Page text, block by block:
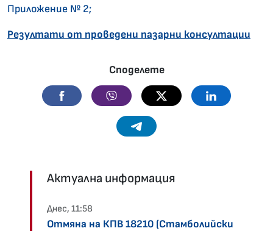
Приложение № 2;
Резултати от проведени пазарни консултации
Споделете
Facebook Viber Twitter Linkedin
Telegram
Актуална информация
Днес, 11:58
Отмяна на КПВ 18210 (Стамболийски